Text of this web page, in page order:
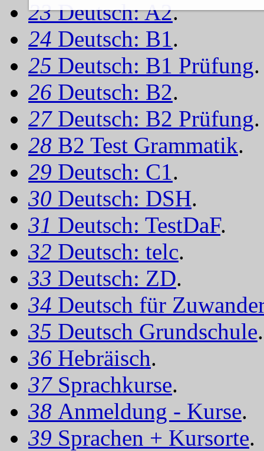
23Deutsch: A2.
24 Deutsch: B1.
25 Deutsch: B1 Prüfung.
26 Deutsch: B2.
27 Deutsch: B2 Prüfung.
28 B2 Test Grammatik.
29 Deutsch: C1.
30 Deutsch: DSH.
31 Deutsch: TestDaF.
32 Deutsch: telc.
33 Deutsch: ZD.
34 Deutsch für
35 Deutsch Grundschule.
36 Hebräisch.
37 Sprachkurse.
38 Anmeldung - Kurse.
39 Sprachen + Kursorte.